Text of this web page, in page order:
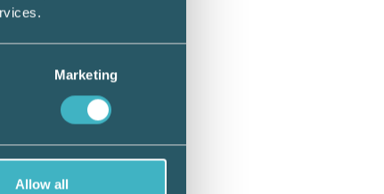
Marketing
Allow all